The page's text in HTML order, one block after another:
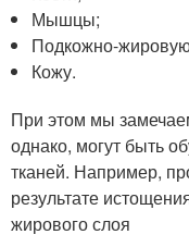
Мышцы;
Подкожно-жировую
Кожу.
При этом мы
однако, могут быть
тканей. Например,
результате
жирового слоя